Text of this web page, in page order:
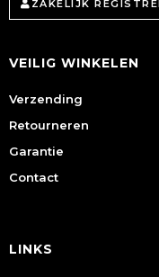
ZAKELIJK
VEILIG WINKELEN
Verzending
Retourneren
Garantie
Contact
LINKS